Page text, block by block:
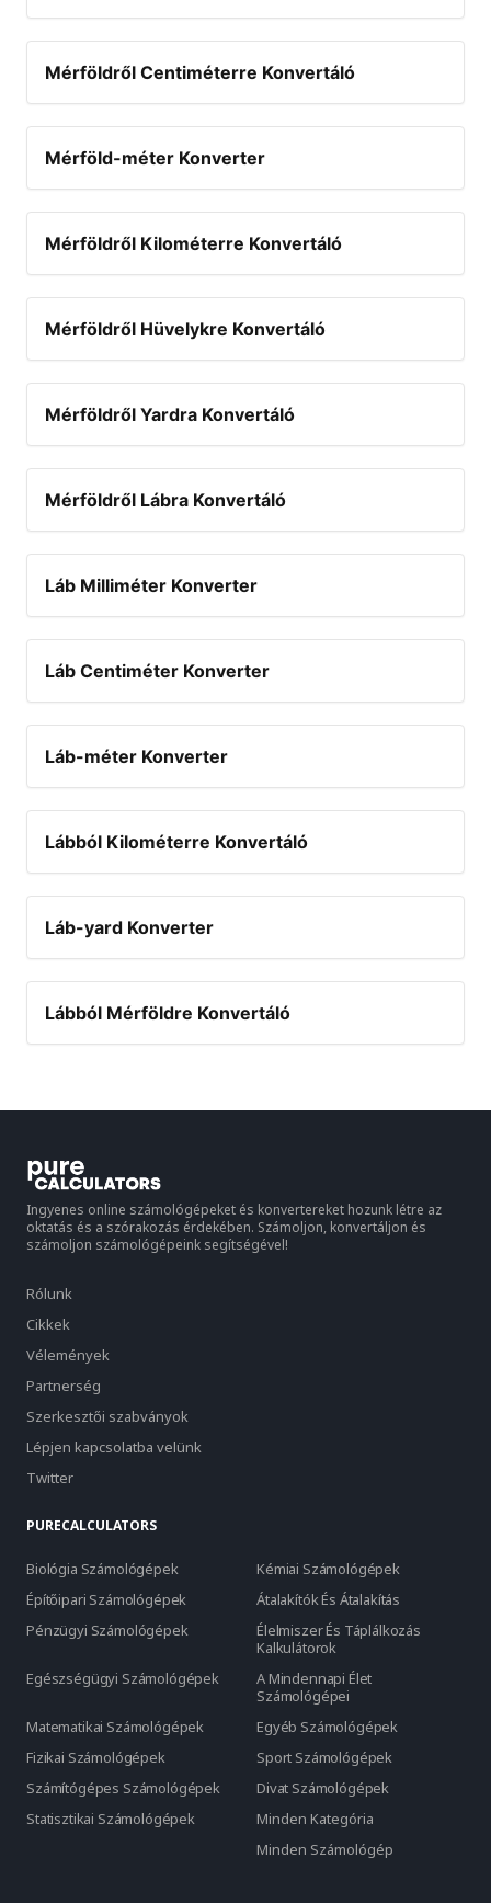
Mérföldről Centiméterre Konvertáló
Mérföld-méter Konverter
Mérföldről Kilométerre Konvertáló
Mérföldről Hüvelykre Konvertáló
Mérföldről Yardra Konvertáló
Mérföldről Lábra Konvertáló
Láb Milliméter Konverter
Láb Centiméter Konverter
Láb-méter Konverter
Lábból Kilométerre Konvertáló
Láb-yard Konverter
Lábból Mérföldre Konvertáló
Ingyenes online számológépeket és konvertereket hozunk létre az
oktatás és a szórakozás érdekében. Számoljon, konvertáljon és
számoljon számológépeink segítségével!
Rólunk
Cikkek
Vélemények
Partnerség
Szerkesztői szabványok
Lépjen kapcsolatba velünk
Twitter
PURECALCULATORS
Biológia Számológépek
Kémiai Számológépek
Építőipari Számológépek
Átalakítók És Átalakítás
Pénzügyi Számológépek
Élelmiszer És Táplálkozás
Kalkulátorok
Egészségügyi Számológépek
A Mindennapi Élet
Számológépei
Matematikai Számológépek
Egyéb Számológépek
Fizikai Számológépek
Sport Számológépek
Számítógépes Számológépek
Divat Számológépek
Statisztikai Számológépek
Minden Kategória
Minden Számológép